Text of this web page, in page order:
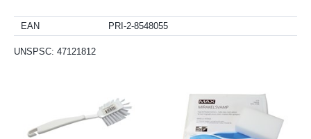
EAN PRI-2-8548055
UNSPSC: 47121812